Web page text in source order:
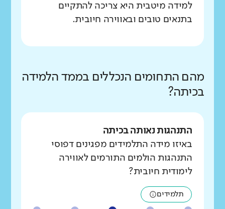
למידה מיטבית היא צריכה להתקיים
בתנאים טובים ובאווירה חיובית.
מהם התחומים הנכללים בממד הלמידה
בכיתה?
התנהגות נאותה בכיתה
באיזו מידה התלמידים מפגינים דפוסי
התנהגות הולמים התורמים לאווירה
לימודית חיובית?
תלמידים